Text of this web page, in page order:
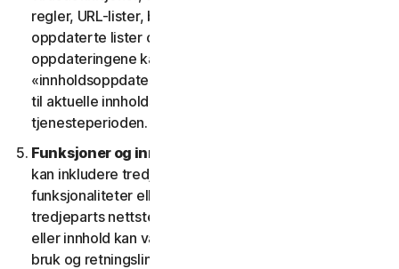
regler, URL-lister, brannmurregler, sårbarhetsdata og
oppdaterte lister over autentiserte nettsider. Disse
oppdateringene kalles samlet
«innholdsoppdateringer». I slike tilfeller har du tilgang
til aktuelle innholdsoppdateringer for tjenestene i
tjenesteperioden.
Funksjoner og innhold fra tredjeparter.
kan inkludere tredjeparts funksjoner og
funksjonaliteter eller la deg benytte innhold fra
tredjeparts nettsted. Slike funksjoner, funksjonaliteter
eller innhold kan være underlagt tredjeparts vilkår for
bruk og retningslinjer for personvern. Du godtar at du